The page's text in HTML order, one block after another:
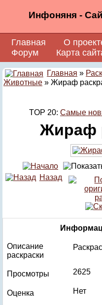
Инфоняня -
Главная О
Форум
Карта
Главная »
Животные » Жираф
TOP 20: Самые
Жираф
Назад
Описание
раскраски
Просмотры 2625
Оценка Нет